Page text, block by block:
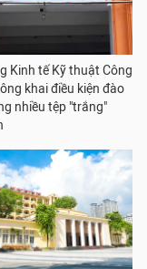
Kinh tế Kỹ thuật Công
khai điều kiện đào
nhiều tệp "trắng"